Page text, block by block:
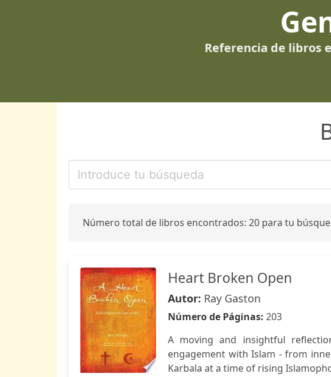
Referencia de libros
Número total de libros encontrados: 20 para tu
Heart Broken Open
Autor: Ray Gaston
Número de Páginas: 203
A moving and insightful
engagement with Islam - from
Karbala at a time of rising